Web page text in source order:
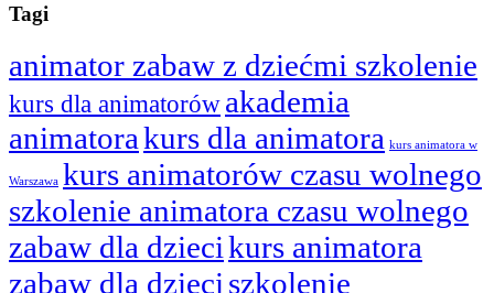
Tagi
animator zabaw z dziećmi szkolenie
kurs dla animatorów akademia
animatorakurs dla animatora kurs animatora w
Warszawa kurs animatorów czasu wolnego
szkolenie animatora czasu wolnego
zabaw dla dziecikurs animatora
zabaw dla dzieci szkolenie